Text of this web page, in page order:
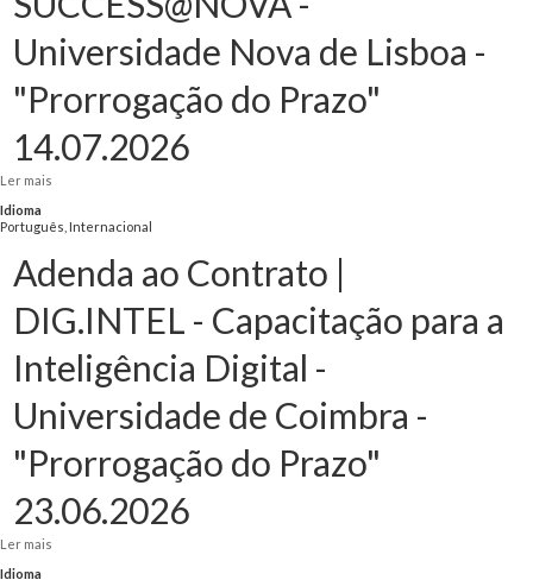
Universidade Nova de Lisboa -
"Prorrogação do Prazo"
14.07.2026
Ler mais
Idioma
Português, Internacional
Adenda ao Contrato |
DIG.INTEL - Capacitação para a
Inteligência Digital -
Universidade de Coimbra -
"Prorrogação do Prazo"
23.06.2026
Ler mais
Idioma